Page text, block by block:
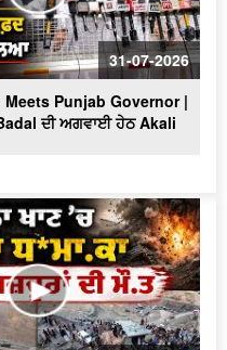
31-07-2026
Punjab Governor |
ਦੀ ਅਗਵਾਈ ਹੇਠ Akali